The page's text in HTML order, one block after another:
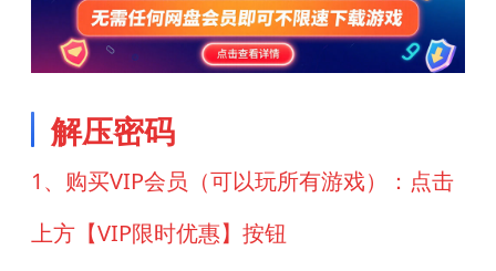
解压密码
1、购买VIP会员（可以玩所有游戏）：点击
上方【VIP限时优惠】按钮